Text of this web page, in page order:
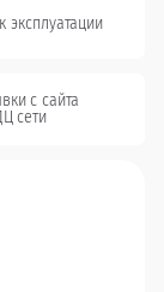
эксплуатации
с сайта
сети